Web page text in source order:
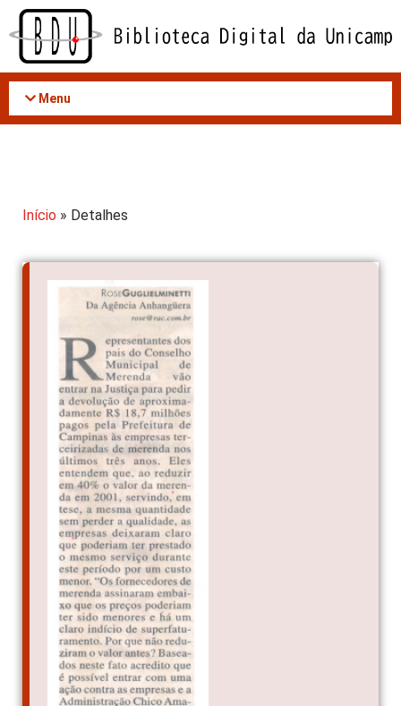
Acessar
conteúdo
Menu
Início » Detalhes